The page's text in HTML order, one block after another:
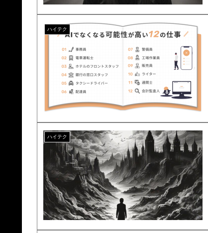
ハイテク
ハイテク